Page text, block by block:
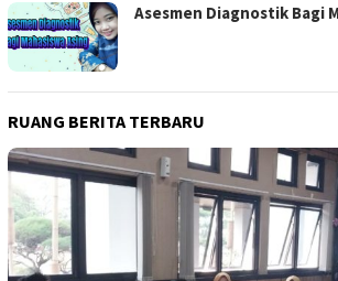
Asesmen Diagnostik Bagi
RUANG BERITA TERBARU